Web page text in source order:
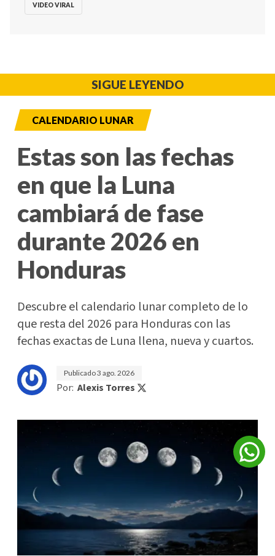
VIDEO VIRAL
SIGUE LEYENDO
CALENDARIO LUNAR
Estas son las fechas
en que la Luna
cambiará de fase
durante 2026 en
Honduras
Descubre el calendario lunar completo de lo
que resta del 2026 para Honduras con las
fechas exactas de Luna llena, nueva y cuartos.
Publicado3 ago. 2026
Por: Alexis Torres